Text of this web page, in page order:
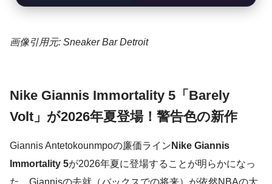
画像引用元: Sneaker Bar Detroit
Nike Giannis Immortality 5「Barely
Volt」が2026年夏登場！警告色の新作
Giannis Antetokounmpoの廉価ライン Nike Giannis
Immortality 5が2026年夏に登場することが明らかになっ
た。Giannisの去就（バックスでの将来）が依然NBAの大